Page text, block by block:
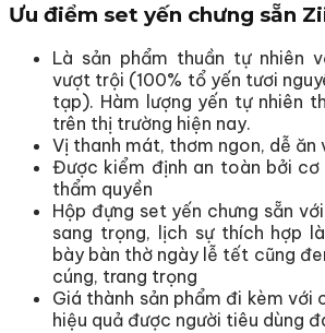
Ưu điểm set yến chưng sẵn
Là sản phẩm thuần tự nhiên
vượt trội (100% tổ yến tươi
tạp). Hàm lượng yến tự nhiên
trên thị trường hiện nay.
Vị thanh mát, thơm ngon, dễ ăn
Được kiểm định an toàn bởi cơ
thẩm quyền
Hộp đựng set yến chưng sẵn
sang trọng, lịch sự thích hợp
bày bàn thờ ngày lễ tết cũng
cúng, trang trọng
Giá thành sản phẩm đi kèm với
hiệu quả được người tiêu dùng